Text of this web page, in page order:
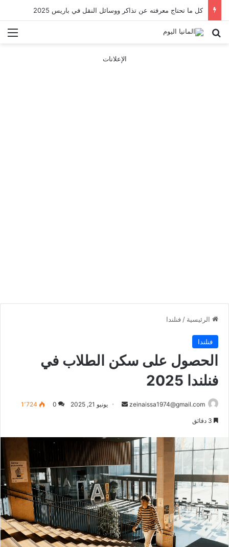
كل ما تحتاج معرفته عن تذاكر ووسائل النقل في باريس 2025
بحث عن
الإعلانات
الرئيسية / فنلندا
فنلندا
الحصول على سكن الطلاب في
فنلندا 2025
zeinaissa1974@gmail.com
أرسل يونيو 21, 2025 0 1٬724